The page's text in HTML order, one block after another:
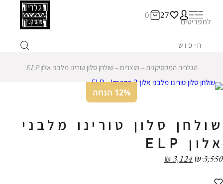
27
0
לתפריטים
הגלריה המקסיקנית ‒מוצרים ‒שולחן סלון טורינו מלבני אלון ELP
12% הנחה
שולחן סלון טורינו מלבני
אלון ELP
₪3,550
₪3,124